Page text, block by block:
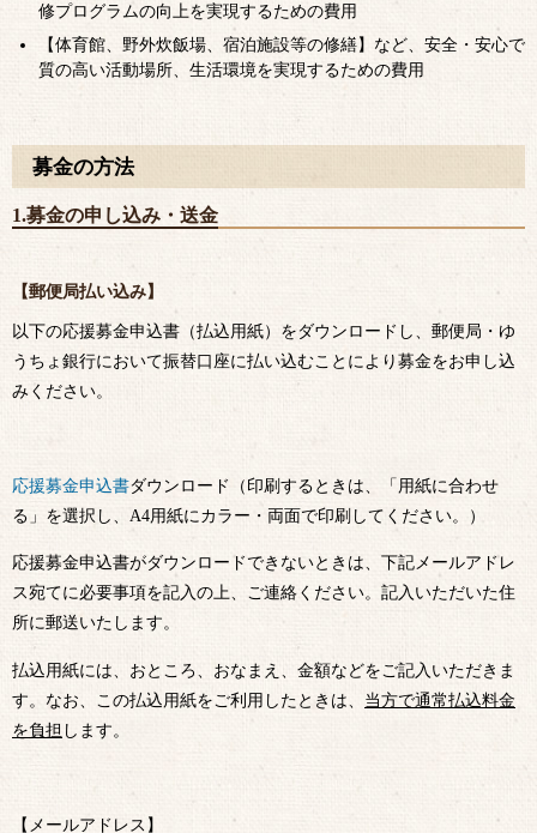
修プログラムの向上を実現するための費用
【体育館、野外炊飯場、宿泊施設等の修繕】など、安全・安心で
質の高い活動場所、生活環境を実現するための費用
募金の方法
1.募金の申し込み・送金
【郵便局払い込み】
以下の応援募金申込書（払込用紙）をダウンロードし、郵便局・ゆ
うちょ銀行において振替口座に払い込むことにより募金をお申し込
みください。
応援募金申込書ダウンロード（印刷するときは、「用紙に合わせ
る」を選択し、A4用紙にカラー・両面で印刷してください。）
応援募金申込書がダウンロードできないときは、下記メールアドレ
ス宛てに必要事項を記入の上、ご連絡ください。記入いただいた住
所に郵送いたします。
払込用紙には、おところ、おなまえ、金額などをご記入いただきま
す。なお、この払込用紙をご利用したときは、 当方で通常払込料金
を負担 します。
【メールアドレス】